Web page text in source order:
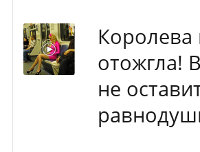
Королева
отожгла!
не